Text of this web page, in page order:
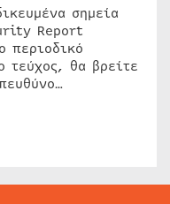
σημεία
Report
περιοδικό
τεύχος, θα βρείτε